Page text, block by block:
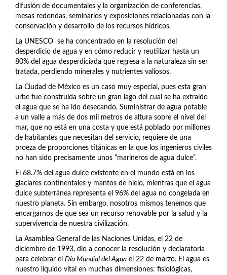
difusión de documentales y la organización de conferencias,
mesas redondas, seminarios y exposiciones relacionadas con la
conservación y desarrollo de los recursos hídricos.
La UNESCO se ha concentrado en la resolución del
desperdicio de agua y en cómo reducir y reutilizar hasta un
80% del agua desperdiciada que regresa a la naturaleza sin ser
tratada, perdiendo minerales y nutrientes valiosos.
La Ciudad de México es un caso muy especial, pues esta gran
urbe fue construida sobre un gran lago del cual se ha extraído
el agua que se ha ido desecando, Suministrar de agua potable
a un valle a más de dos mil metros de altura sobre el nivel del
mar, que no está en una costa y que está poblado por millones
de habitantes que necesitan del servicio, requiere de una
proeza de proporciones titánicas en la que los ingenieros civiles
no han sido precisamente unos “marineros de agua dulce”.
El 68.7% del agua dulce existente en el mundo está en los
glaciares continentales y mantos de hielo, mientras que el agua
dulce subterránea representa el 96% del agua no congelada en
nuestro planeta. Sin embargo, nosotros mismos tenemos que
encargarnos de que sea un recurso renovable por la salud y la
supervivencia de nuestra civilización.
La Asamblea General de las Naciones Unidas, el 22 de
diciembre de 1993, dio a conocer la resolución y declaratoria
para celebrar el Día Mundial del Agua el 22 de marzo. El agua es
nuestro líquido vital en muchas dimensiones: fisiológicas,